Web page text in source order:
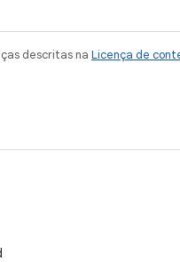
descritas na Licença de